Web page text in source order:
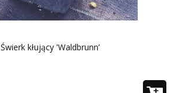
Świerk kłujący 'Waldbrunn’